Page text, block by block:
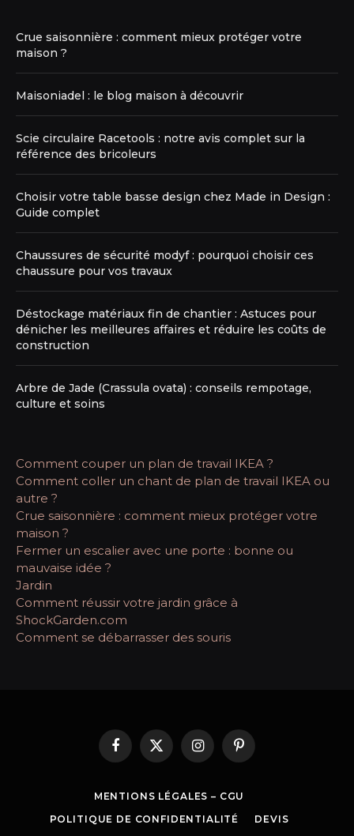
Crue saisonnière : comment mieux protéger votre
maison ?
Maisoniadel : le blog maison à découvrir
Scie circulaire Racetools : notre avis complet sur la
référence des bricoleurs
Choisir votre table basse design chez Made in Design :
Guide complet
Chaussures de sécurité modyf : pourquoi choisir ces
chaussure pour vos travaux
Déstockage matériaux fin de chantier : Astuces pour
dénicher les meilleures affaires et réduire les coûts de
construction
Arbre de Jade (Crassula ovata) : conseils rempotage,
culture et soins
Comment couper un plan de travail IKEA ?
Comment coller un chant de plan de travail IKEA ou
autre ?
Crue saisonnière : comment mieux protéger votre
maison ?
Fermer un escalier avec une porte : bonne ou
mauvaise idée ?
Jardin
Comment réussir votre jardin grâce à
ShockGarden.com
Comment se débarrasser des souris
Facebook
X
(Twitter)
InstagramPinterest
MENTIONS LÉGALES – CGU
POLITIQUE DE CONFIDENTIALITÉ
DEVIS